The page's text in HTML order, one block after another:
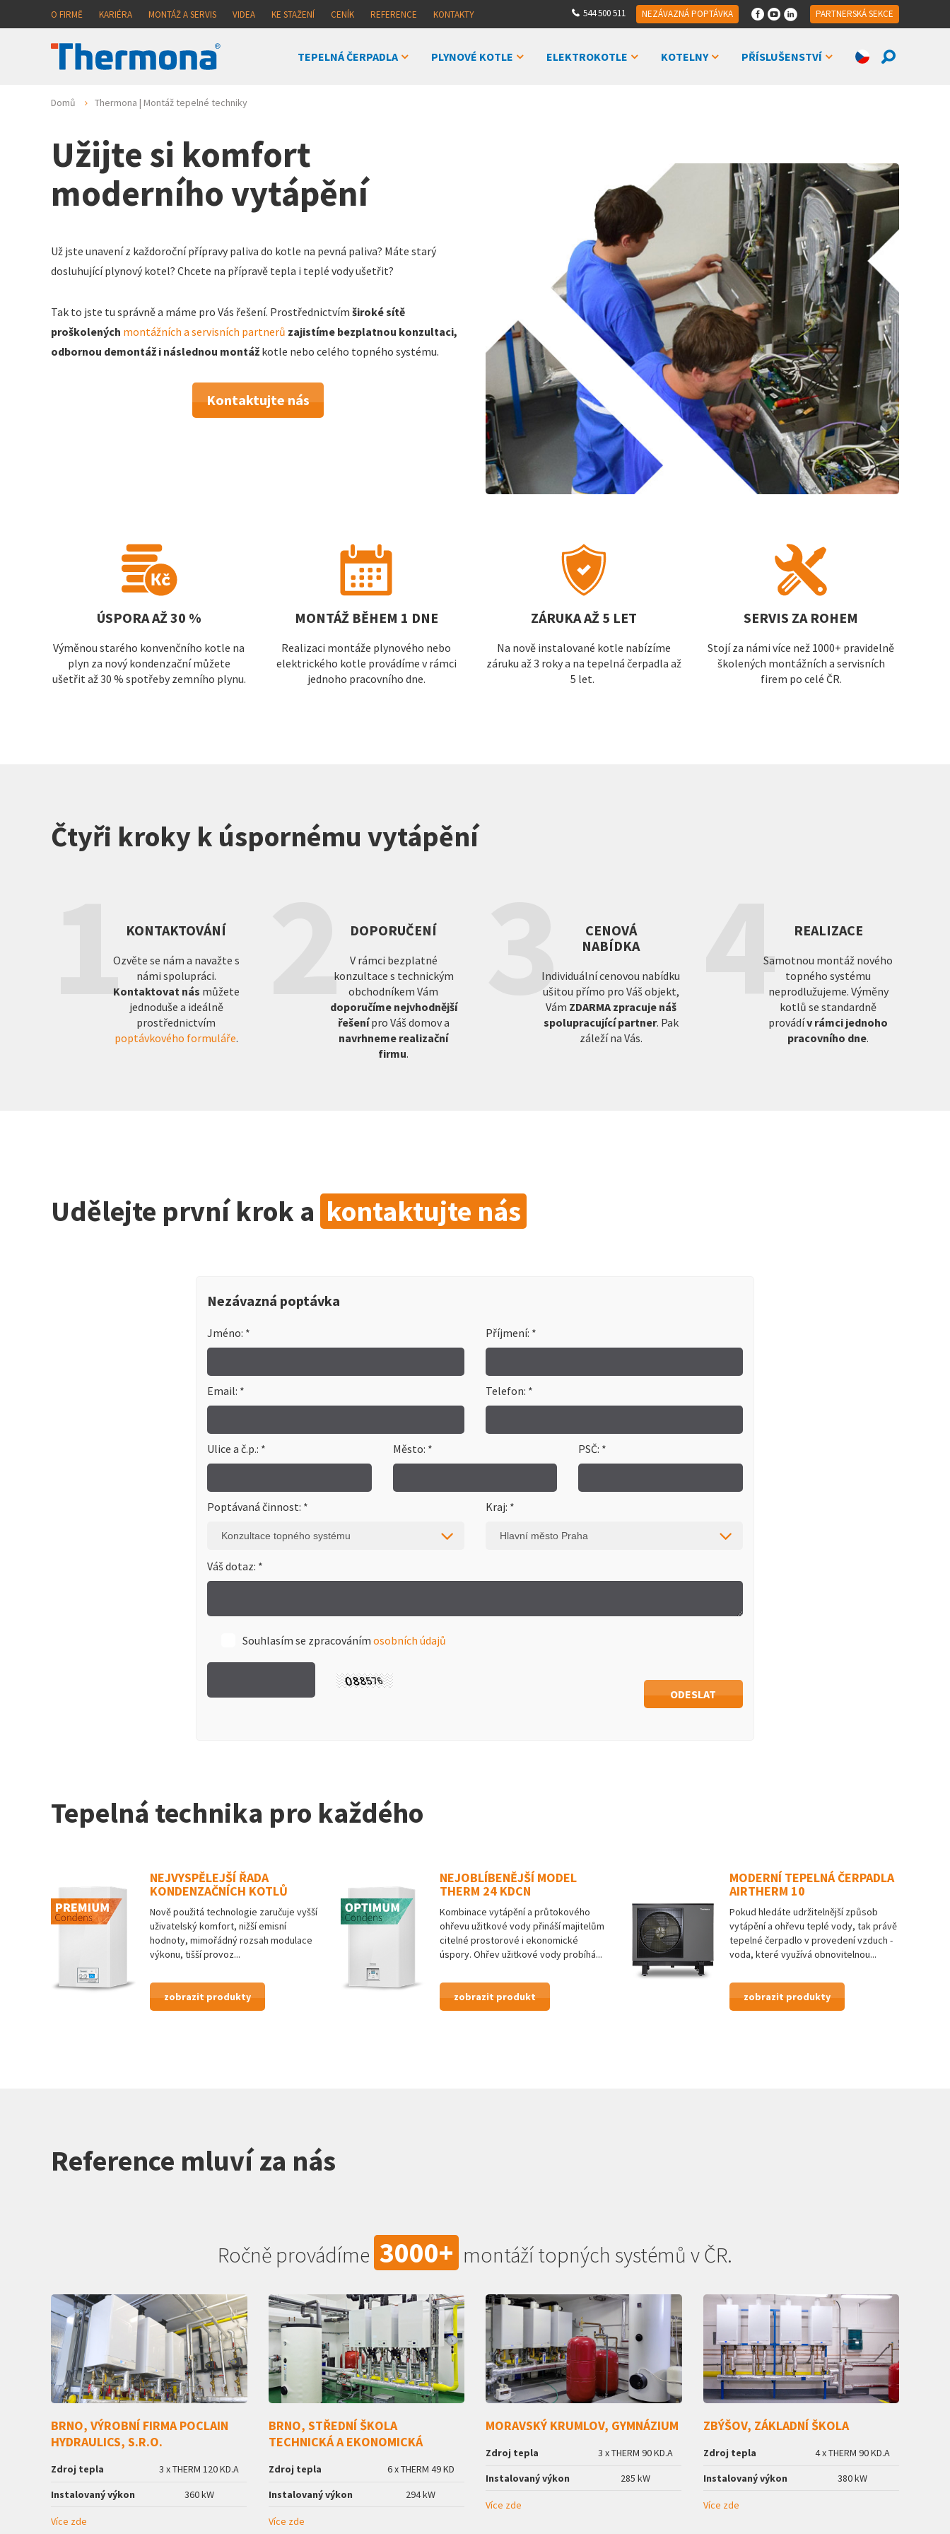
O FIRMĚ KARIÉRA MONTÁŽ A SERVIS VIDEA KE STAŽENÍ CENÍK REFERENCE KONTAKTY 544 500 511 NEZÁVAZNÁ POPTÁVKA PARTNERSKÁ SEKCE
TEPELNÁ ČERPADLA PLYNOVÉ KOTLE ELEKTROKOTLE KOTELNY PŘÍSLUŠENSTVÍ
Domů Thermona | Montáž tepelné techniky
Užijte si komfort
moderního vytápění
Už jste unavení z každoroční přípravy paliva do kotle na pevná paliva? Máte starý
dosluhující plynový kotel? Chcete na přípravě tepla i teplé vody ušetřit?
Tak to jste tu správně a máme pro Vás řešení. Prostřednictvím široké sítě
proškolených montážních a servisních partnerů zajistíme bezplatnou konzultaci,
odbornou demontáž i následnou montáž kotle nebo celého topného systému.
Kontaktujte nás
ÚSPORA AŽ 30 %
Výměnou starého konvenčního kotle na
plyn za nový kondenzační můžete
ušetřit až 30 % spotřeby zemního plynu.
MONTÁŽ BĚHEM 1 DNE
Realizaci montáže plynového nebo
elektrického kotle provádíme v rámci
jednoho pracovního dne.
ZÁRUKA AŽ 5 LET
Na nově instalované kotle nabízíme
záruku až 3 roky a na tepelná čerpadla až
5 let.
SERVIS ZA ROHEM
Stojí za námi více než 1000+ pravidelně
školených montážních a servisních
firem po celé ČR.
Čtyři kroky k úspornému vytápění
1KONTAKTOVÁNÍ
Ozvěte se nám a navažte s
námi spolupráci.
Kontaktovat nás můžete
jednoduše a ideálně
prostřednictvím
poptávkového formuláře.
2 DOPORUČENÍ
V rámci bezplatné
konzultace s technickým
obchodníkem Vám
doporučíme nejvhodnější
řešenípro Váš domov a
navrhneme realizační
firmu.
3
CENOVÁ
NABÍDKA
Individuální cenovou nabídku
ušitou přímo pro Váš objekt,
Vám ZDARMA zpracuje náš
spolupracující partner. Pak
záleží na Vás.
4 REALIZACE
Samotnou montáž nového
topného systému
neprodlužujeme. Výměny
kotlů se standardně
provádív rámci jednoho
pracovního dne.
Udělejte první krok a kontaktujte nás
Nezávazná poptávka
Jméno: * Příjmení: *
Email: * Telefon: *
Ulice a č.p.: * Město: * PSČ: *
Poptávaná činnost: *
Konzultace topného systému
Kraj: *
Hlavní město Praha
Váš dotaz: *
Souhlasím se zpracováním osobních údajů
Tepelná technika pro každého
NEJVYSPĚLEJŠÍ ŘADA
KONDENZAČNÍCH KOTLŮ
Nově použitá technologie zaručuje vyšší
uživatelský komfort, nižší emisní
hodnoty, mimořádný rozsah modulace
výkonu, tišší provoz...
zobrazit produkty
NEJOBLÍBENĚJŠÍ MODEL
THERM 24 KDCN
Kombinace vytápění a průtokového
ohřevu užitkové vody přináší majitelům
citelné prostorové i ekonomické
úspory. Ohřev užitkové vody probíhá...
zobrazit produkt
MODERNÍ TEPELNÁ ČERPADLA
AIRTHERM 10
Pokud hledáte udržitelnější způsob
vytápění a ohřevu teplé vody, tak právě
tepelné čerpadlo v provedení vzduch -
voda, které využívá obnovitelnou...
zobrazit produkty
Reference mluví za nás
Ročně provádíme 3000+ montáží topných systémů v ČR.
BRNO, VÝROBNÍ FIRMA POCLAIN
HYDRAULICS, S.R.O.
Zdroj tepla
3 x THERM 120 KD.A
Instalovaný výkon
360 kW
Více zde
BRNO, STŘEDNÍ ŠKOLA
TECHNICKÁ A EKONOMICKÁ
Zdroj tepla
6 x THERM 49 KD
Instalovaný výkon
294 kW
Více zde
MORAVSKÝ KRUMLOV, GYMNÁZIUM
Zdroj tepla
3 x THERM 90 KD.A
Instalovaný výkon
285 kW
Více zde
ZBÝŠOV, ZÁKLADNÍ ŠKOLA
Zdroj tepla
4 x THERM 90 KD.A
Instalovaný výkon
380 kW
Více zde